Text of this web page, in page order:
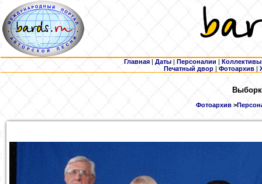
Главная | Даты | Персоналии | Коллективы
Печатный двор |Фотоархив |
Фотоархив>